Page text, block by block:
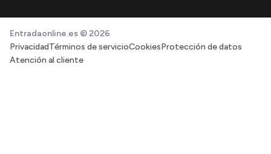
Entradaonline.es © 2026
PrivacidadTérminos de servicioCookiesProtección de datos
Atención al cliente